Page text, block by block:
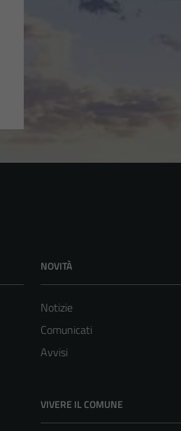
NOVITÀ
Notizie
Comunicati
Avvisi
VIVERE IL COMUNE